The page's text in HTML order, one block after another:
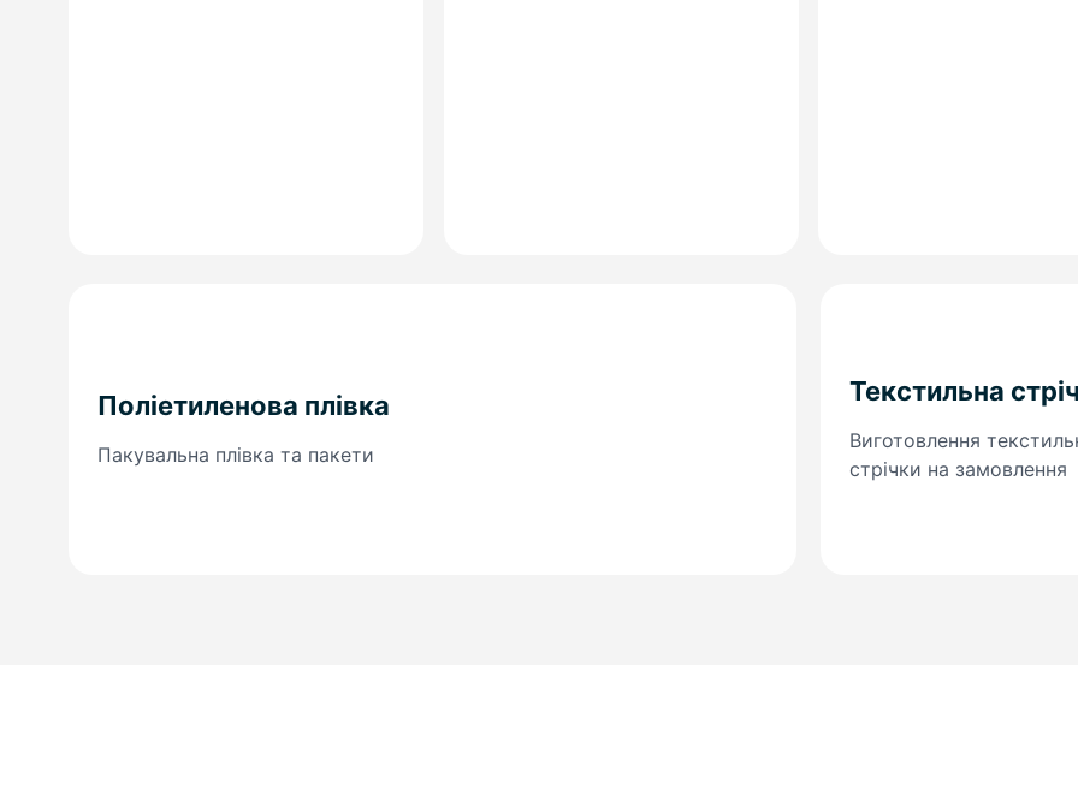
Поліетиленова плівка
Пакувальна плівка та пакети
Текстильна
Виготовлення
стрічки на замовлення